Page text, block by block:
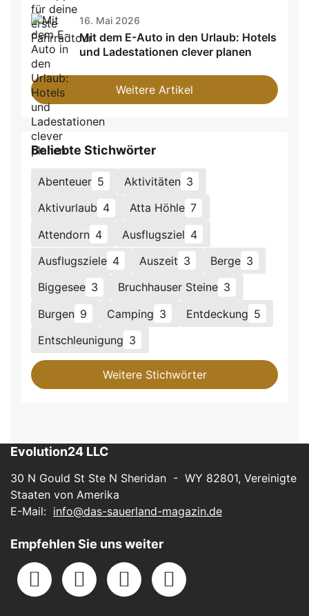
16. Mai 2026
Mit dem E-Auto in den Urlaub: Hotels
und Ladestationen clever planen
Weitere Artikel
Beliebte Stichwörter
Abenteuer 5 Aktivitäten 3
Aktivurlaub 4 Atta Höhle 7
Attendorn 4 Ausflugsziel 4
Ausflugsziele 4 Auszeit 3 Berge 3
Biggesee 3 Bruchhauser Steine 3
Burgen 9 Camping 3 Entdeckung 5
Entschleunigung 3
Weitere Stichwörter
Evolution24 LLC
30 N Gould St Ste N Sheridan - WY 82801, Vereinigte
Staaten von Amerika
E-Mail: info@das-sauerland-magazin.de
Empfehlen Sie uns weiter